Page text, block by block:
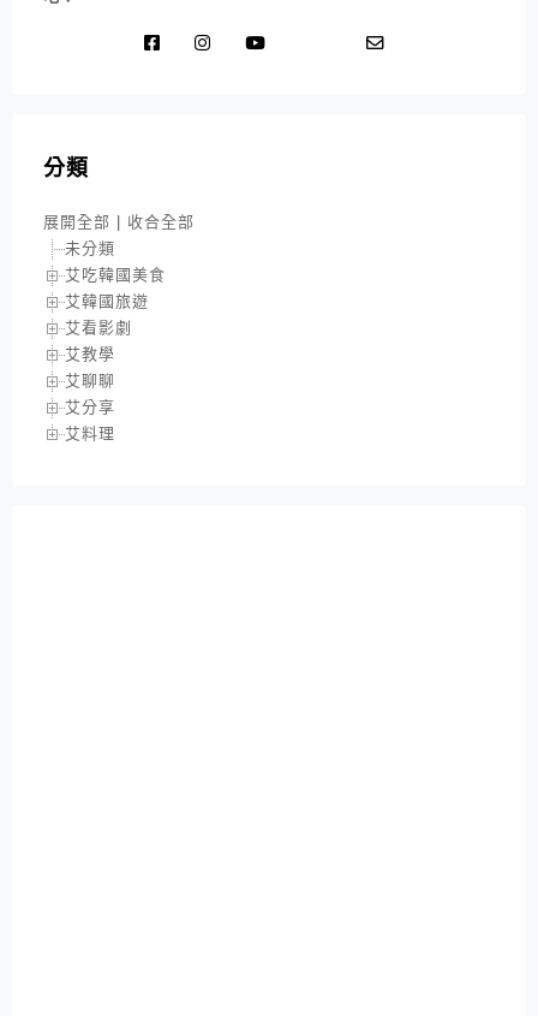
分類
展開全部
收合全部
未分類
艾吃韓國美食
艾韓國旅遊
艾看影劇
艾教學
艾聊聊
艾分享
艾料理